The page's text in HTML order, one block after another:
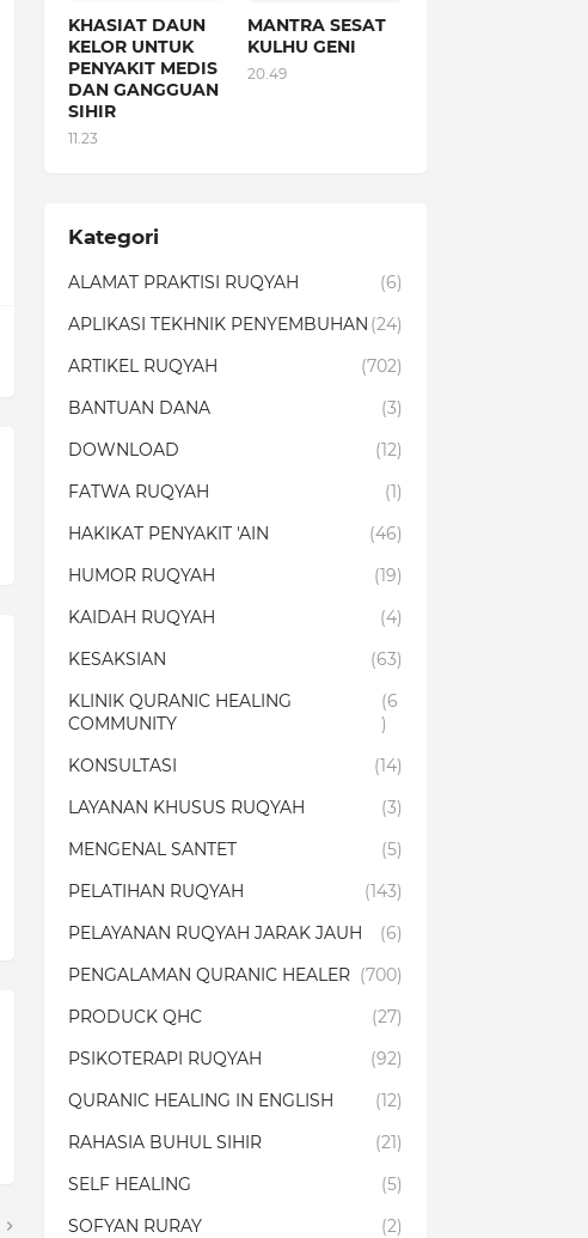
KHASIAT DAUN
KELOR UNTUK
PENYAKIT MEDIS
DAN GANGGUAN
SIHIR
11.23
MANTRA SESAT
KULHU GENI
20.49
Kategori
ALAMAT PRAKTISI RUQYAH
(6)
APLIKASI TEKHNIK PENYEMBUHAN (24)
ARTIKEL RUQYAH
(702)
BANTUAN DANA
(3)
DOWNLOAD
(12)
FATWA RUQYAH
(1)
HAKIKAT PENYAKIT 'AIN
(46)
HUMOR RUQYAH
(19)
KAIDAH RUQYAH
(4)
KESAKSIAN
(63)
KLINIK QURANIC HEALING
COMMUNITY
(6
)
KONSULTASI
(14)
LAYANAN KHUSUS RUQYAH
(3)
MENGENAL SANTET
(5)
PELATIHAN RUQYAH
(143)
PELAYANAN RUQYAH JARAK JAUH
(6)
PENGALAMAN QURANIC HEALER (700)
PRODUCK QHC
(27)
PSIKOTERAPI RUQYAH
(92)
QURANIC HEALING IN ENGLISH
(12)
RAHASIA BUHUL SIHIR
(21)
SELF HEALING
(5)
SOFYAN RURAY
(2)